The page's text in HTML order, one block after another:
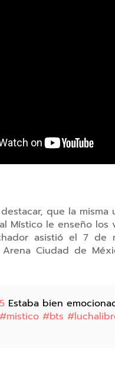
que la
Místico le enseño
asistió el 7 de
Ciudad de
Estaba bien
#mistico #bts